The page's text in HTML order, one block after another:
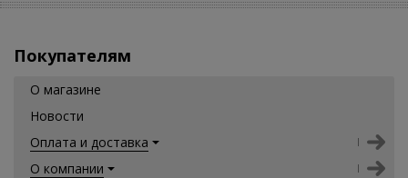
Покупателям
О магазине
Новости
Оплата и доставка
О компании